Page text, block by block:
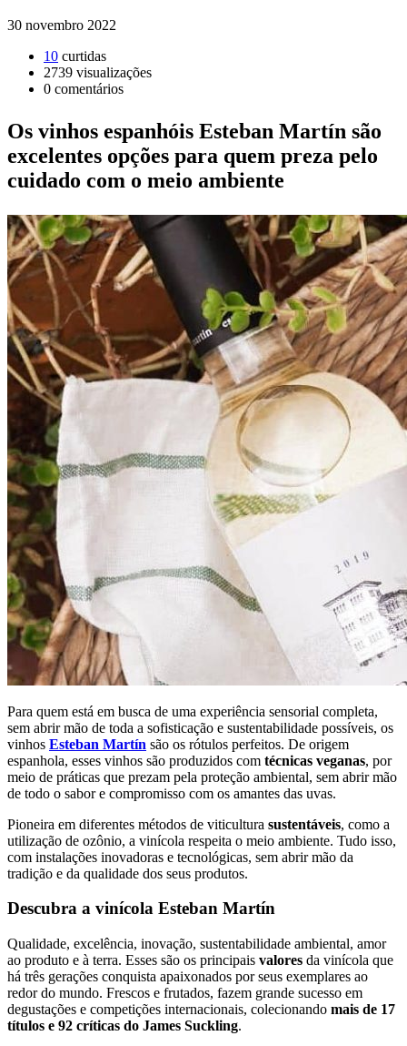
30 novembro 2022
10 curtidas
2739 visualizações
0 comentários
Os vinhos espanhóis Esteban Martín são
excelentes opções para quem preza pelo
cuidado com o meio ambiente
Para quem está em busca de uma experiência sensorial completa,
sem abrir mão de toda a sofisticação e sustentabilidade possíveis, os
vinhos Esteban Martín são os rótulos perfeitos. De origem
espanhola, esses vinhos são produzidos com técnicas veganas, por
meio de práticas que prezam pela proteção ambiental, sem abrir mão
de todo o sabor e compromisso com os amantes das uvas.
Pioneira em diferentes métodos de viticultura sustentáveis, como a
utilização de ozônio, a vinícola respeita o meio ambiente. Tudo isso,
com instalações inovadoras e tecnológicas, sem abrir mão da
tradição e da qualidade dos seus produtos.
Descubra a vinícola Esteban Martín
Qualidade, excelência, inovação, sustentabilidade ambiental, amor
ao produto e à terra. Esses são os principais valores da vinícola que
há três gerações conquista apaixonados por seus exemplares ao
redor do mundo. Frescos e frutados, fazem grande sucesso em
degustações e competições internacionais, colecionando mais de 17
títulos e 92 críticas do James Suckling.